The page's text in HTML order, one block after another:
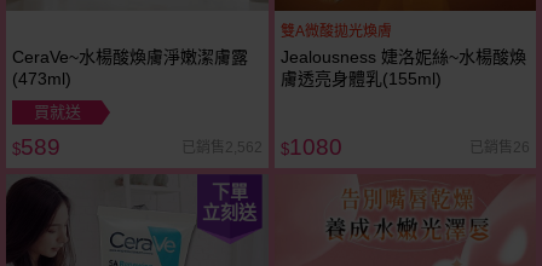
CeraVe~水楊酸煥膚淨嫩潔膚露
(473ml)
買就送
$589 已銷售2,562
雙A微酸拋光煥膚
Jealousness 婕洛妮絲~水楊酸煥
膚透亮身體乳(155ml)
$1080 已銷售26
下單
立刻送